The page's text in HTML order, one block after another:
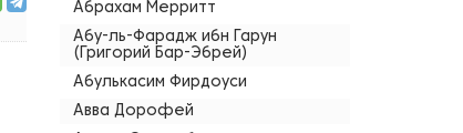
Абрахам Мерритт
Абу-ль-Фарадж ибн Гарун
(Григорий Бар-Эбрей)
Абулькасим Фирдоуси
Авва Дорофей